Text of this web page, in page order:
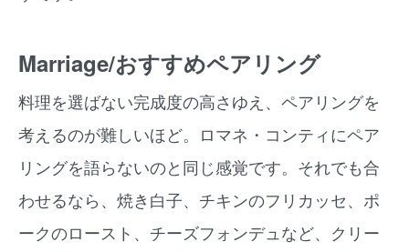
Marriage/おすすめペアリング
料理を選ばない完成度の高さゆえ、ペアリングを
考えるのが難しいほど。ロマネ・コンティにペア
リングを語らないのと同じ感覚です。それでも合
わせるなら、焼き白子、チキンのフリカッセ、ポ
ークのロースト、チーズフォンデュなど、クリー